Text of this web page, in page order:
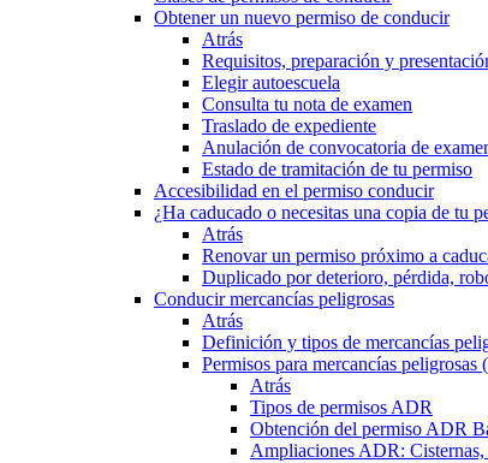
Obtener un nuevo permiso de conducir
Atrás
Requisitos, preparación y
Elegir autoescuela
Consulta tu nota de examen
Traslado de expediente
Anulación de convocatoria de
Estado de tramitación de tu permiso
Accesibilidad en el permiso conducir
¿Ha caducado o necesitas una copia de tu
Atrás
Renovar un permiso próximo a
Duplicado por deterioro, pérdida,
Conducir mercancías peligrosas
Atrás
Definición y tipos de mercancías
Permisos para mercancías
Atrás
Tipos de permisos ADR
Obtención del permiso ADR
Ampliaciones ADR: